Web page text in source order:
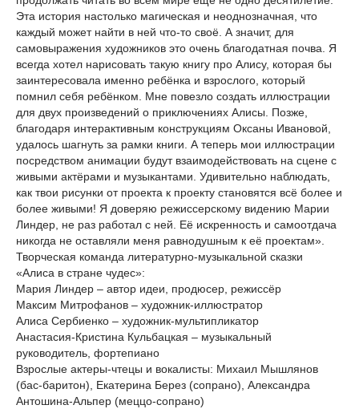
Эта история настолько магическая и неоднозначная, что
каждый может найти в ней что-то своё. А значит, для
самовыражения художников это очень благодатная почва. Я
всегда хотел нарисовать такую книгу про Алису, которая бы
заинтересовала именно ребёнка и взрослого, который
помнил себя ребёнком. Мне повезло создать иллюстрации
для двух произведений о приключениях Алисы. Позже,
благодаря интерактивным конструкциям Оксаны Ивановой,
удалось шагнуть за рамки книги. А теперь мои иллюстрации
посредством анимации будут взаимодействовать на сцене с
живыми актёрами и музыкантами. Удивительно наблюдать,
как твои рисунки от проекта к проекту становятся всё более и
более живыми! Я доверяю режиссерскому видению Марии
Линдер, не раз работал с ней. Её искренность и самоотдача
никогда не оставляли меня равнодушным к её проектам».
Творческая команда литературно-музыкальной сказки
«Алиса в стране чудес»:
Мария Линдер – автор идеи, продюсер, режиссёр
Максим Митрофанов – художник-иллюстратор
Алиса Сербиенко – художник-мультипликатор
Анастасия-Кристина Кульбацкая – музыкальный
руководитель, фортепиано
Взрослые актеры-чтецы и вокалисты: Михаил Мышлянов
(бас-баритон), Екатерина Берез (сопрано), Александра
Антошина-Альпер (меццо-сопрано)